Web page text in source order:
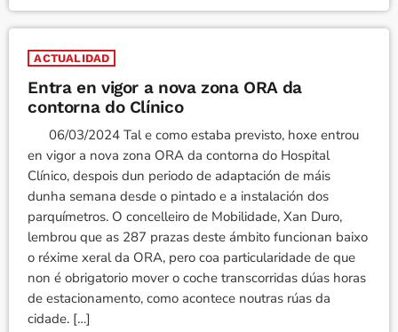
ACTUALIDAD
Entra en vigor a nova zona ORA da
contorna do Clínico
06/03/2024 Tal e como estaba previsto, hoxe entrou
en vigor a nova zona ORA da contorna do Hospital
Clínico, despois dun periodo de adaptación de máis
dunha semana desde o pintado e a instalación dos
parquímetros. O concelleiro de Mobilidade, Xan Duro,
lembrou que as 287 prazas deste ámbito funcionan baixo
o réxime xeral da ORA, pero coa particularidade de que
non é obrigatorio mover o coche transcorridas dúas horas
de estacionamento, como acontece noutras rúas da
cidade. […]